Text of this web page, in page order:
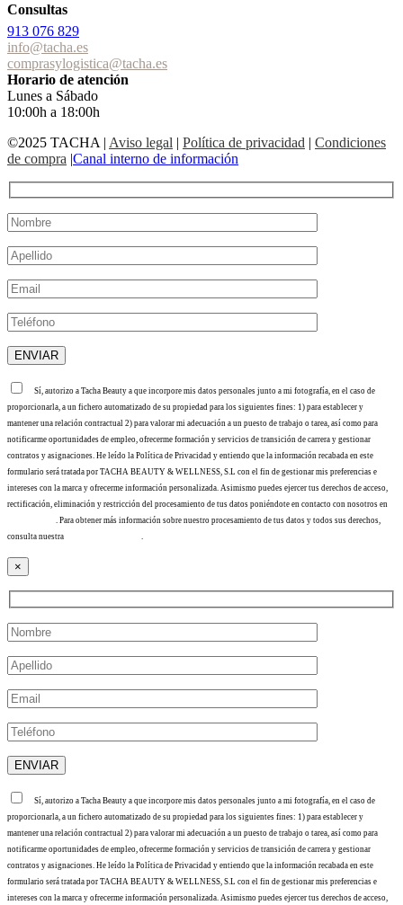
Consultas
913 076 829
info@tacha.es
comprasylogistica@tacha.es
Horario de atención
Lunes a Sábado
10:00h a 18:00h
©2025 TACHA | Aviso legal | Política de privacidad | Condiciones
de compra |Canal interno de información
Sí, autorizo a Tacha Beauty a que incorpore mis datos personales junto a mi fotografía, en el caso de
proporcionarla, a un fichero automatizado de su propiedad para los siguientes fines: 1) para establecer y
mantener una relación contractual 2) para valorar mi adecuación a un puesto de trabajo o tarea, así como para
notificarme oportunidades de empleo, ofrecerme formación y servicios de transición de carrera y gestionar
contratos y asignaciones. He leído la Política de Privacidad y entiendo que la información recabada en este
formulario será tratada por TACHA BEAUTY & WELLNESS, S.L con el fin de gestionar mis preferencias e
intereses con la marca y ofrecerme información personalizada. Asimismo puedes ejercer tus derechos de acceso,
rectificación, eliminación y restricción del procesamiento de tus datos poniéndote en contacto con nosotros en
. Para obtener más información sobre nuestro procesamiento de tus datos y todos sus derechos,
consulta nuestra
.
×
Sí, autorizo a Tacha Beauty a que incorpore mis datos personales junto a mi fotografía, en el caso de
proporcionarla, a un fichero automatizado de su propiedad para los siguientes fines: 1) para establecer y
mantener una relación contractual 2) para valorar mi adecuación a un puesto de trabajo o tarea, así como para
notificarme oportunidades de empleo, ofrecerme formación y servicios de transición de carrera y gestionar
contratos y asignaciones. He leído la Política de Privacidad y entiendo que la información recabada en este
formulario será tratada por TACHA BEAUTY & WELLNESS, S.L con el fin de gestionar mis preferencias e
intereses con la marca y ofrecerme información personalizada. Asimismo puedes ejercer tus derechos de acceso,